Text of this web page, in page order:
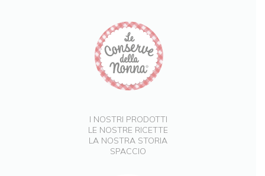
I NOSTRI PRODOTTI
LE NOSTRE RICETTE
LA NOSTRA STORIA
SPACCIO